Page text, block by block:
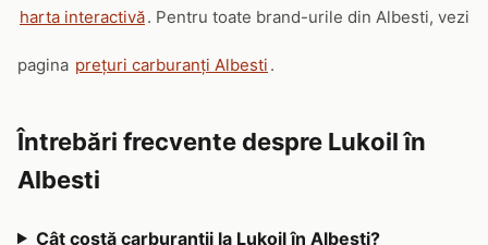
harta interactivă. Pentru toate brand-urile din Albesti, vezi
pagina prețuri carburanți Albesti .
Întrebări frecvente despre Lukoil în
Albesti
Cât costă carburanții la Lukoil în Albesti?